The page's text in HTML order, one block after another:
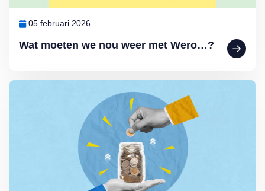
Wat moeten we nou weer met Wero…?
05 februari 2026
Lees meer over Het blijft kwakkelen met de spaarrentes